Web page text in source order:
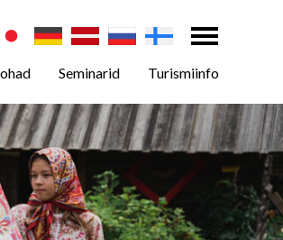
Seminarid Turismiinfo